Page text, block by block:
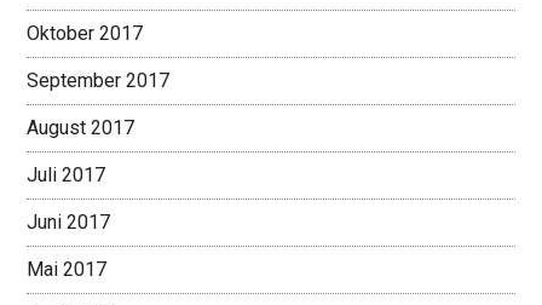
Oktober 2017
September 2017
August 2017
Juli 2017
Juni 2017
Mai 2017